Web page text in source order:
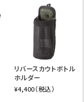
リバースカウトボトル
ホルダー
¥4,400（税込）